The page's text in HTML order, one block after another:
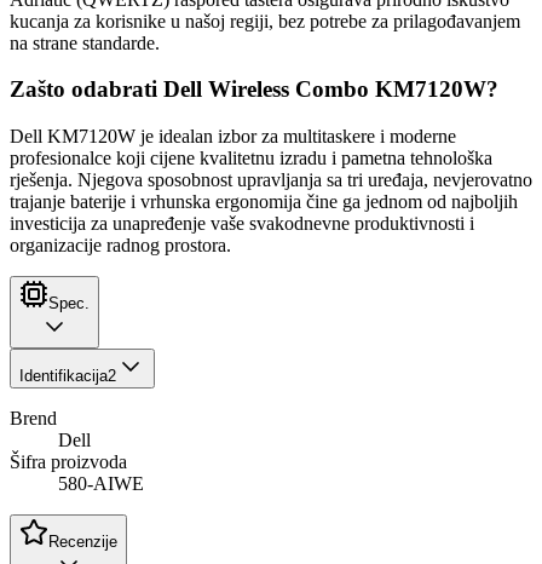
kucanja za korisnike u našoj regiji, bez potrebe za prilagođavanjem
na strane standarde.
Zašto odabrati Dell Wireless Combo KM7120W?
Dell KM7120W je idealan izbor za multitaskere i moderne
profesionalce koji cijene kvalitetnu izradu i pametna tehnološka
rješenja. Njegova sposobnost upravljanja sa tri uređaja, nevjerovatno
trajanje baterije i vrhunska ergonomija čine ga jednom od najboljih
investicija za unapređenje vaše svakodnevne produktivnosti i
organizacije radnog prostora.
Spec.
Identifikacija2
Brend
Dell
Šifra proizvoda
580-AIWE
Recenzije